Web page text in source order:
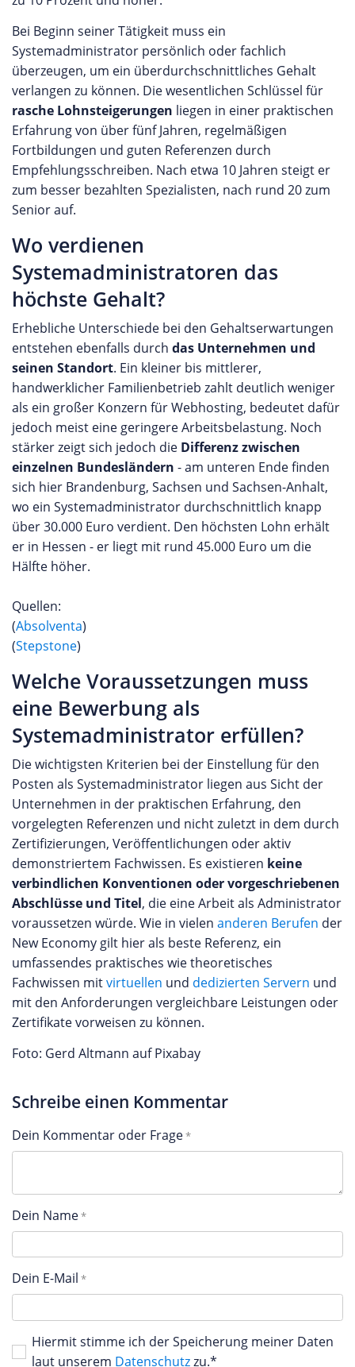
Bei Beginn seiner Tätigkeit muss ein
Systemadministrator persönlich oder fachlich
überzeugen, um ein überdurchschnittliches Gehalt
verlangen zu können. Die wesentlichen Schlüssel für
rasche Lohnsteigerungen liegen in einer praktischen
Erfahrung von über fünf Jahren, regelmäßigen
Fortbildungen und guten Referenzen durch
Empfehlungsschreiben. Nach etwa 10 Jahren steigt er
zum besser bezahlten Spezialisten, nach rund 20 zum
Senior auf.
Wo verdienen
Systemadministratoren das
höchste Gehalt?
Erhebliche Unterschiede bei den Gehaltserwartungen
entstehen ebenfalls durch das Unternehmen und
seinen Standort. Ein kleiner bis mittlerer,
handwerklicher Familienbetrieb zahlt deutlich weniger
als ein großer Konzern für Webhosting, bedeutet dafür
jedoch meist eine geringere Arbeitsbelastung. Noch
stärker zeigt sich jedoch die Differenz zwischen
einzelnen Bundesländern - am unteren Ende finden
sich hier Brandenburg, Sachsen und Sachsen-Anhalt,
wo ein Systemadministrator durchschnittlich knapp
über 30.000 Euro verdient. Den höchsten Lohn erhält
er in Hessen - er liegt mit rund 45.000 Euro um die
Hälfte höher.
Quellen:
(Absolventa)
(Stepstone)
Welche Voraussetzungen muss
eine Bewerbung als
Systemadministrator erfüllen?
Die wichtigsten Kriterien bei der Einstellung für den
Posten als Systemadministrator liegen aus Sicht der
Unternehmen in der praktischen Erfahrung, den
vorgelegten Referenzen und nicht zuletzt in dem durch
Zertifizierungen, Veröffentlichungen oder aktiv
demonstriertem Fachwissen. Es existieren keine
verbindlichen Konventionen oder vorgeschriebenen
Abschlüsse und Titel, die eine Arbeit als Administrator
voraussetzen würde. Wie in vielen anderen Berufen der
New Economy gilt hier als beste Referenz, ein
umfassendes praktisches wie theoretisches
Fachwissen mitvirtuellen und dedizierten Servern und
mit den Anforderungen vergleichbare Leistungen oder
Zertifikate vorweisen zu können.
Foto: Gerd Altmann auf Pixabay
Schreibe einen Kommentar
Dein Kommentar oder Frage
Dein Name
Dein E-Mail
Hiermit stimme ich der Speicherung meiner Daten
laut unserem Datenschutzzu.*